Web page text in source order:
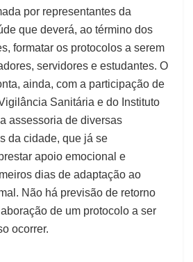
por representantes da
que deverá, ao término dos
formatar os protocolos a serem
servidores e estudantes. O
ainda, com a participação de
Sanitária e do Instituto
assessoria de diversas
da cidade, que já se
apoio emocional e
dias de adaptação ao
Não há previsão de retorno
de um protocolo a ser
ocorrer.